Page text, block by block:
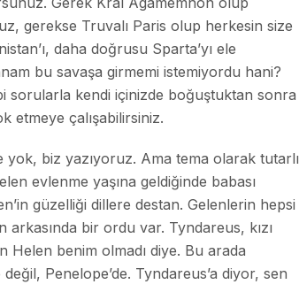
gerekse Truvalı Paris olup herkesin size
daha doğrusu Sparta’yı ele
bu savaşa girmemi istemiyordu hani?
sorularla kendi içinizde boğuştuktan sonra
etmeye çalışabilirsiniz.
biz yazıyoruz. Ama tema olarak tutarlı
evlenme yaşına geldiğinde babası
güzelliği dillere destan. Gelenlerin hepsi
bir ordu var. Tyndareus, kızı
benim olmadı diye. Bu arada
Penelope’de. Tyndareus’a diyor, sen